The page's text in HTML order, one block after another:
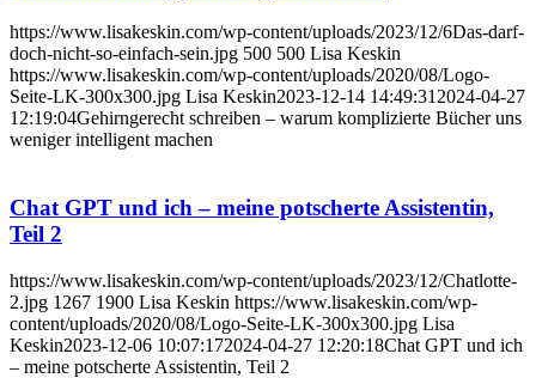
https://www.lisakeskin.com/wp-content/uploads/2023/12/6Das-darf-
doch-nicht-so-einfach-sein.jpg 500 500 Lisa Keskin
https://www.lisakeskin.com/wp-content/uploads/2020/08/Logo-
Seite-LK-300x300.jpg Lisa Keskin2023-12-14 14:49:31 2024-04-27
12:19:04Gehirngerecht schreiben – warum komplizierte Bücher uns
weniger intelligent machen
Chat GPT und ich – meine potscherte Assistentin,
Teil 2
https://www.lisakeskin.com/wp-content/uploads/2023/12/Chatlotte-
2.jpg 1267 1900 Lisa Keskin https://www.lisakeskin.com/wp-
content/uploads/2020/08/Logo-Seite-LK-300x300.jpg Lisa
Keskin2023-12-06 10:07:172024-04-27 12:20:18Chat GPT und ich
– meine potscherte Assistentin, Teil 2